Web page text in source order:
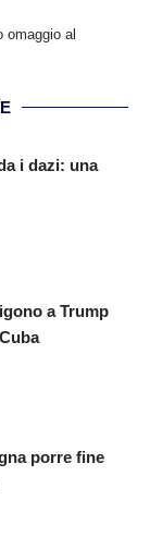
omaggio al
i dazi: una
a Trump
porre fine